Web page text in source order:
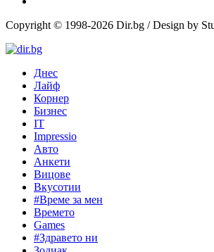
Copyright © 1998-2026 Dir.bg / Design by
Днес
Лайф
Корнер
Бизнес
IT
Impressio
Авто
Анкети
Вицове
Вкусотии
#Време за мен
Времето
Games
#Здравето ни